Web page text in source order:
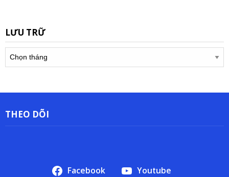
LƯU TRỮ
trữ
THEO DÕI
Facebook Youtube